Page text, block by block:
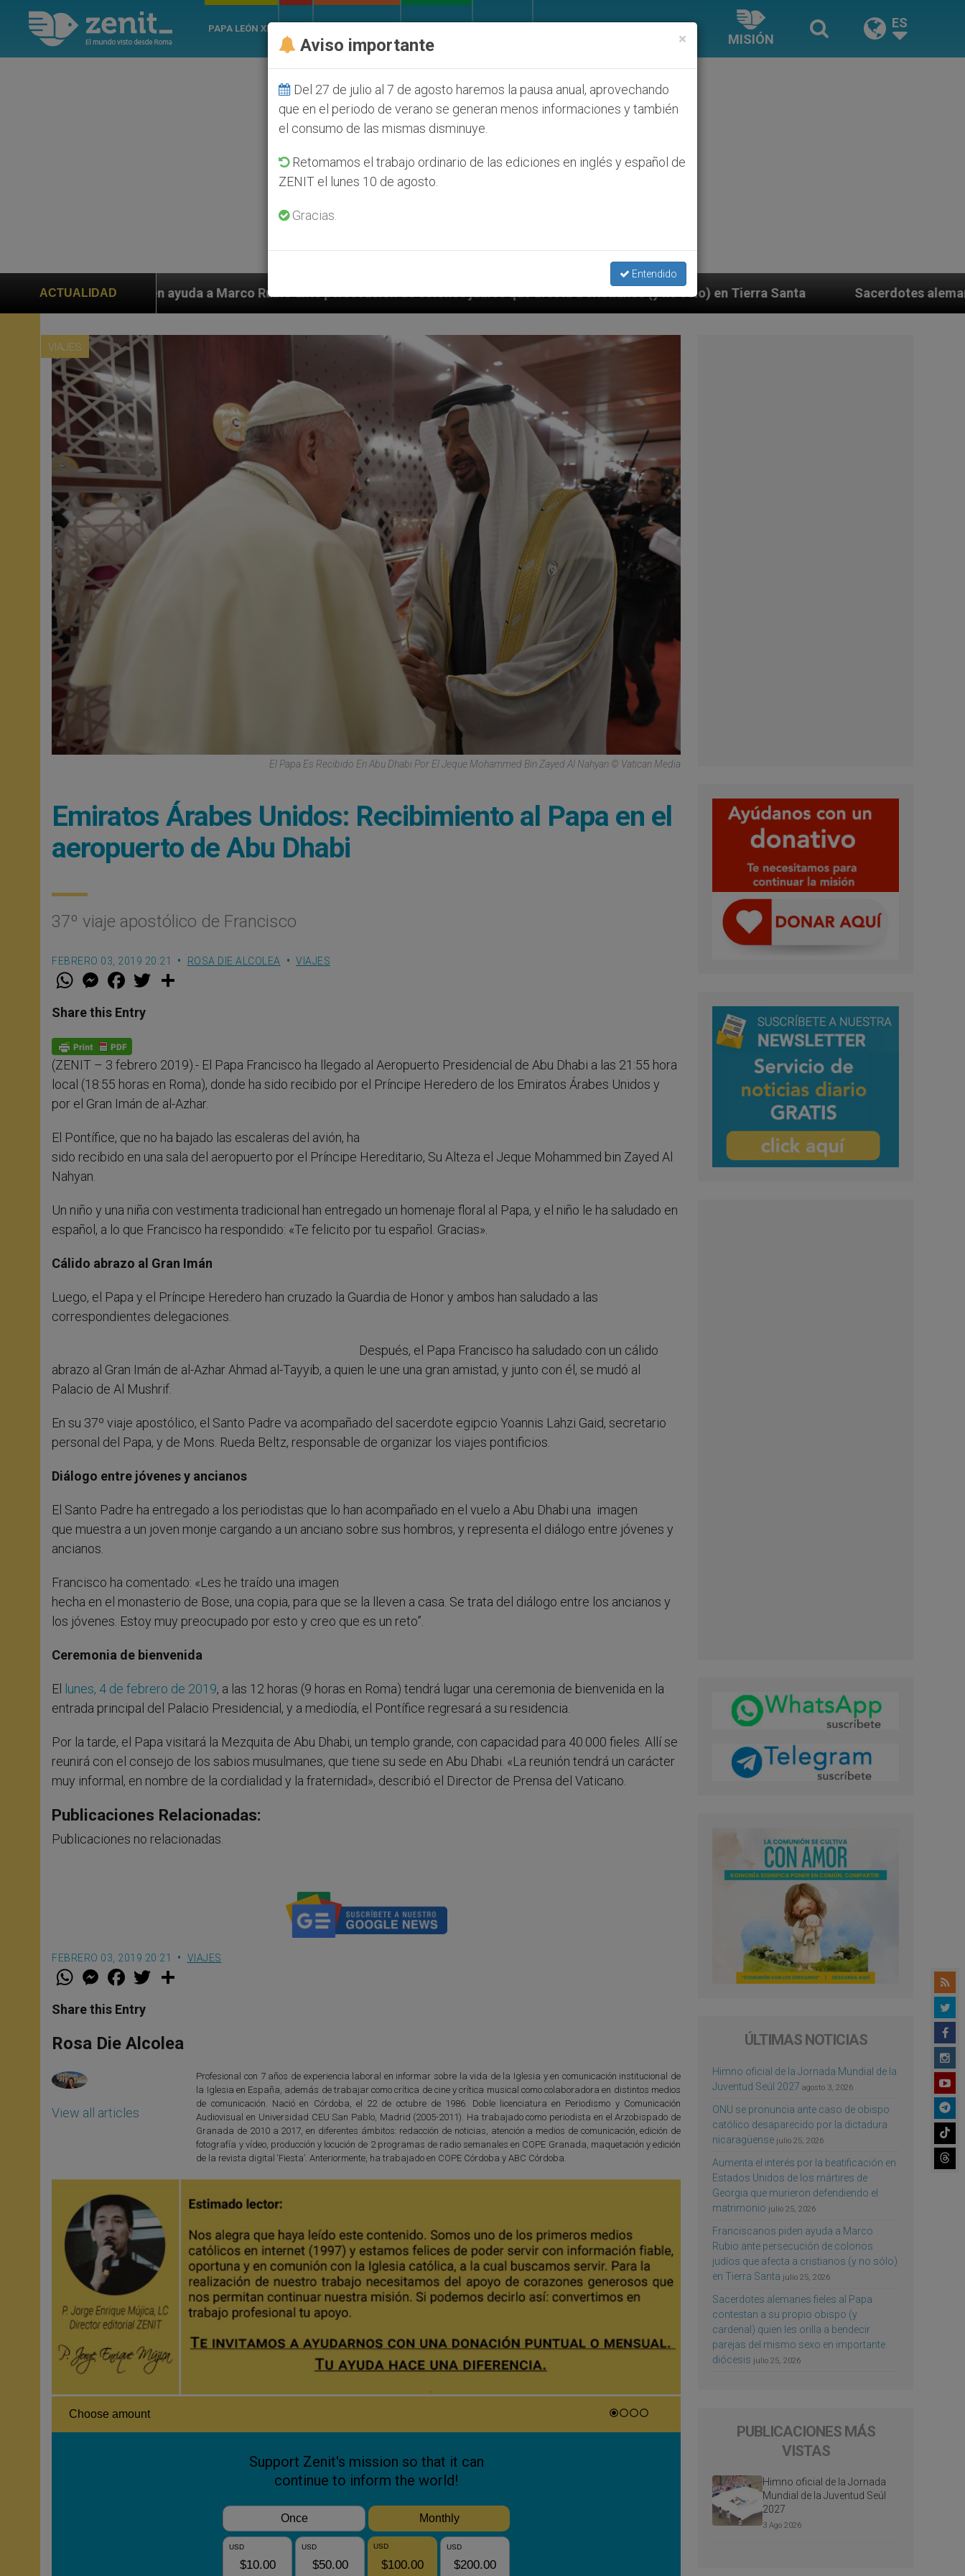
PAPA LEÓN XIV
MISIÓN
ES
ACTUALIDAD
a Marco Rubio ante persecución de colonos judíos que afecta a cristianos (y no sólo) en Tierra Santa Sacerdotes alemanes fieles al Papa
VIAJES
El Papa Es Recibido En Abu Dhabi Por El Jeque Mohammed Bin Zayed Al Nahyan © Vatican Media
Emiratos Árabes Unidos: Recibimiento al Papa en el
aeropuerto de Abu Dhabi
37º viaje apostólico de Francisco
FEBRERO 03, 2019 20:21 ROSA DIE ALCOLEA VIAJES
W
t
s
p
p
M
e
s
e
g
e
F
a
e
b
o
k
w
Share this Entry
(ZENIT – 3 febrero 2019).- El Papa Francisco ha llegado al Aeropuerto Presidencial de Abu Dhabi a las 21:55 hora
local (18:55 horas en Roma), donde ha sido recibido por el Príncipe Heredero de los Emiratos Árabes Unidos y
por el Gran Imán de al-Azhar.
El Pontífice, que no ha bajado las escaleras del avión, ha
sido recibido en una sala del aeropuerto por el Príncipe Hereditario, Su Alteza el Jeque Mohammed bin Zayed Al
Nahyan.
Un niño y una niña con vestimenta tradicional han entregado un homenaje floral al Papa, y el niño le ha saludado en
español, a lo que Francisco ha respondido: «Te felicito por tu español. Gracias».
Cálido abrazo al Gran Imán
Luego, el Papa y el Príncipe Heredero han cruzado la Guardia de Honor y ambos han saludado a las
correspondientes delegaciones.
Después, el Papa Francisco ha saludado con un cálido
abrazo al Gran Imán de al-Azhar Ahmad al-Tayyib, a quien le une una gran amistad, y junto con él, se mudó al
Palacio de Al Mushrif.
En su 37º viaje apostólico, el Santo Padre va acompañado del sacerdote egipcio Yoannis Lahzi Gaid, secretario
personal del Papa, y de Mons. Rueda Beltz, responsable de organizar los viajes pontificios.
Diálogo entre jóvenes y ancianos
El Santo Padre ha entregado a los periodistas que lo han acompañado en el vuelo a Abu Dhabi una imagen
que muestra a un joven monje cargando a un anciano sobre sus hombros, y representa el diálogo entre jóvenes y
ancianos.
Francisco ha comentado: «Les he traído una imagen
hecha en el monasterio de Bose, una copia, para que se la lleven a casa. Se trata del diálogo entre los ancianos y
los jóvenes. Estoy muy preocupado por esto y creo que es un reto”.
Ceremonia de bienvenida
El lunes, 4 de febrero de 2019, a las 12 horas (9 horas en Roma) tendrá lugar una ceremonia de bienvenida en la
entrada principal del Palacio Presidencial, y a mediodía, el Pontífice regresará a su residencia.
Por la tarde, el Papa visitará la Mezquita de Abu Dhabi, un templo grande, con capacidad para 40.000 fieles. Allí se
reunirá con el consejo de los sabios musulmanes, que tiene su sede en Abu Dhabi. «La reunión tendrá un carácter
muy informal, en nombre de la cordialidad y la fraternidad», describió el Director de Prensa del Vaticano.
Publicaciones Relacionadas:
Publicaciones no relacionadas.
FEBRERO 03, 2019 20:21 VIAJES
W
t
s
p
p
M
e
s
e
g
e
F
a
e
b
o
k
w
r
Share this Entry
Rosa Die Alcolea
View all articles
Profesional con 7 años de experiencia laboral en informar sobre la vida de la Iglesia y en comunicación institucional de
la Iglesia en España, además de trabajar como crítica de cine y crítica musical como colaboradora en distintos medios
de comunicación. Nació en Córdoba, el 22 de octubre de 1986. Doble licenciatura en Periodismo y Comunicación
Audiovisual en Universidad CEU San Pablo, Madrid (2005-2011). Ha trabajado como periodista en el Arzobispado de
Granada de 2010 a 2017, en diferentes ámbitos: redacción de noticias, atención a medios de comunicación, edición de
fotografía y vídeo, producción y locución de 2 programas de radio semanales en COPE Granada, maquetación y edición
de la revista digital ‘Fiesta’. Anteriormente, ha trabajado en COPE Córdoba y ABC Córdoba.
ÚLTIMAS NOTICIAS
Himno oficial de la Jornada Mundial de la
Juventud Seúl 2027 agosto 3, 2026
ONU se pronuncia ante caso de obispo
católico desaparecido por la dictadura
nicaragüense julio 25, 2026
Aumenta el interés por la beatificación en
Estados Unidos de los mártires de
Georgia que murieron defendiendo el
matrimonio julio 25, 2026
Franciscanos piden ayuda a Marco
Rubio ante persecución de colonos
judíos que afecta a cristianos (y no sólo)
en Tierra Santa julio 25, 2026
Sacerdotes alemanes fieles al Papa
contestan a su propio obispo (y
cardenal) quien les orilla a bendecir
parejas del mismo sexo en importante
diócesis julio 25, 2026
PUBLICACIONES MÁS
VISTAS
Himno oficial de la Jornada
Mundial de la Juventud Seúl
2027
3 Ago 2026
×
Aviso importante
Del 27 de julio al 7 de agosto haremos la pausa anual, aprovechando
que en el periodo de verano se generan menos informaciones y también
el consumo de las mismas disminuye.
Retomamos el trabajo ordinario de las ediciones en inglés y español de
ZENIT el lunes 10 de agosto.
Gracias.
Entendido